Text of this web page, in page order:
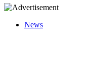
News